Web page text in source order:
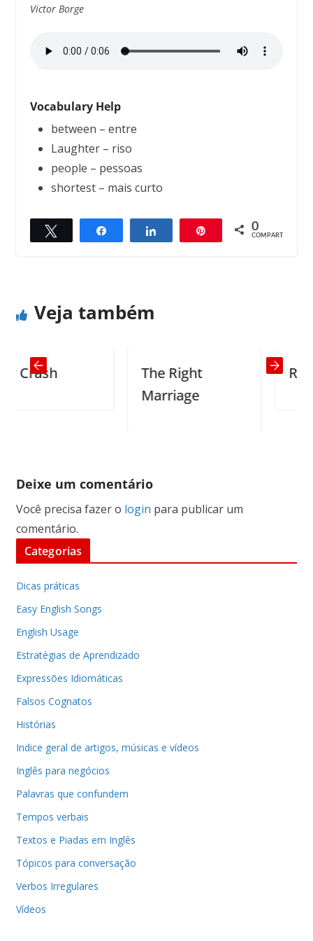
Victor Borge
Vocabulary Help
between – entre
Laughter – riso
people – pessoas
shortest – mais curto
Compartilhar Compartilhar 0
COMPART.
← Previous
Next →
Veja também
The Right
Marriage
Rail
Deixe um comentário
Você precisa fazer o login para publicar um
comentário.
Categorias
Dicas práticas
Easy English Songs
English Usage
Estratégias de Aprendizado
Expressões Idiomáticas
Falsos Cognatos
Histórias
Indice geral de artigos, músicas e vídeos
Inglês para negócios
Palavras que confundem
Tempos verbais
Textos e Piadas em Inglês
Tópicos para conversação
Verbos Irregulares
Vídeos